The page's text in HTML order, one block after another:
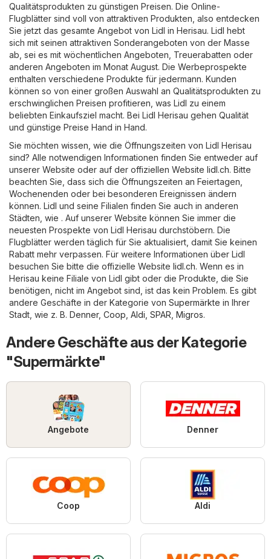
Qualitätsprodukten zu günstigen Preisen. Die Online-
Flugblätter sind voll von attraktiven Produkten, also entdecken
Sie jetzt das gesamte Angebot von Lidl in Herisau. Lidl hebt
sich mit seinen attraktiven Sonderangeboten von der Masse
ab, sei es mit wöchentlichen Angeboten, Treuerabatten oder
anderen Angeboten im Monat August. Die Werbeprospekte
enthalten verschiedene Produkte für jedermann. Kunden
können so von einer großen Auswahl an Qualitätsprodukten zu
erschwinglichen Preisen profitieren, was Lidl zu einem
beliebten Einkaufsziel macht. Bei Lidl Herisau gehen Qualität
und günstige Preise Hand in Hand.
Sie möchten wissen, wie die Öffnungszeiten von Lidl Herisau
sind? Alle notwendigen Informationen finden Sie entweder auf
unserer Website oder auf der offiziellen Website lidl.ch. Bitte
beachten Sie, dass sich die Öffnungszeiten an Feiertagen,
Wochenenden oder bei besonderen Ereignissen ändern
können. Lidl und seine Filialen finden Sie auch in anderen
Städten, wie . Auf unserer Website können Sie immer die
neuesten Prospekte von Lidl Herisau durchstöbern. Die
Flugblätter werden täglich für Sie aktualisiert, damit Sie keinen
Rabatt mehr verpassen. Für weitere Informationen über Lidl
besuchen Sie bitte die offizielle Website lidl.ch. Wenn es in
Herisau keine Filiale von Lidl gibt oder die Produkte, die Sie
benötigen, nicht im Angebot sind, ist das kein Problem. Es gibt
andere Geschäfte in der Kategorie von Supermärkte in Ihrer
Stadt, wie z. B. Denner, Coop Aldi SPAR Migros.
Andere Geschäfte aus der Kategorie
"Supermärkte"
Angebote Denner
Coop Aldi